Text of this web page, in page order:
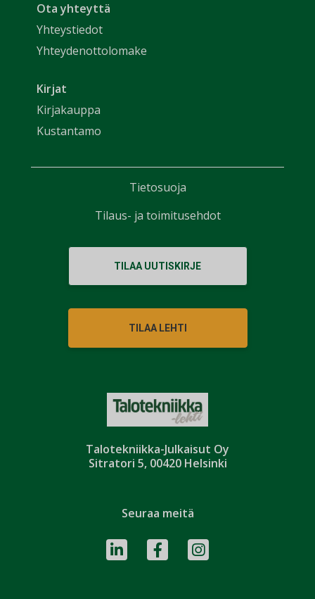
Talotekniikka-Julkaisut Oy
Sitratori 5, 00420 Helsinki
Ota yhteyttä
Yhteystiedot
Yhteydenottolomake
Kirjat
Kirjakauppa
Kustantamo
TILAA UUTISKIRJE
TILAA LEHTI
Seuraa meitä
Tietosuoja
Tilaus- ja toimitusehdot